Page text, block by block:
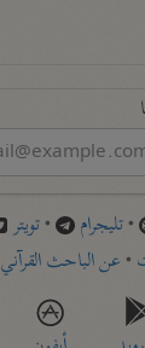
•تليجرام •تويتر
•عن الباحث القرآني